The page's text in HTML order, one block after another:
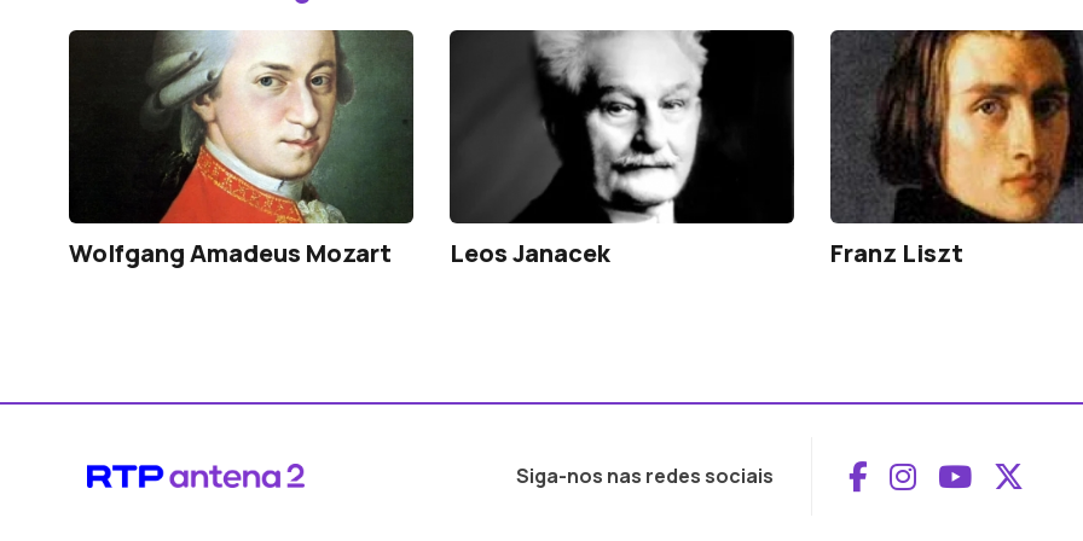
Wolfgang Amadeus Mozart Leos Janacek Franz Liszt
Siga-nos nas redes sociais Aceder ao
Aceder ao
Aceder